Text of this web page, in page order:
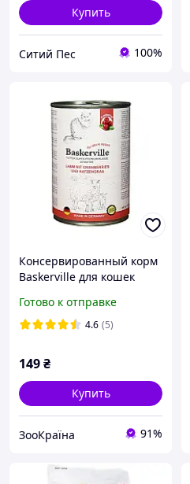
Купить
Ситий Пес 100%
Консервированный корм
Baskerville для кошек
кошачьей травой 400 г
Готово к отправке
4.6 (5)
149₴
Купить
ЗооКраїна 91%